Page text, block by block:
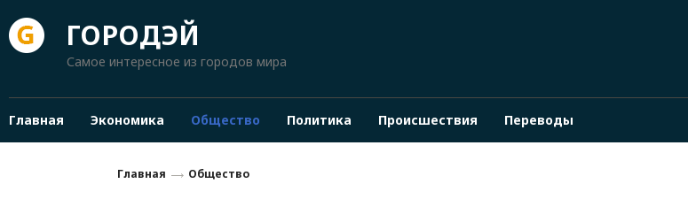
ГОРОДЭЙ
Самое интересное из городов мира
Главная Экономика Общество Политика Происшествия Переводы
Главная Общество